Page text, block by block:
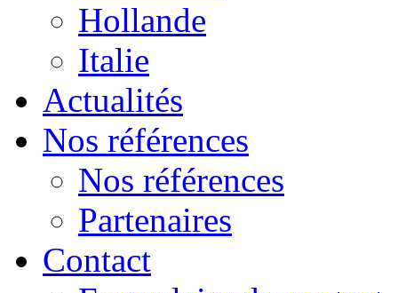
Hollande
Italie
Actualités
Nos références
Nos références
Partenaires
Contact